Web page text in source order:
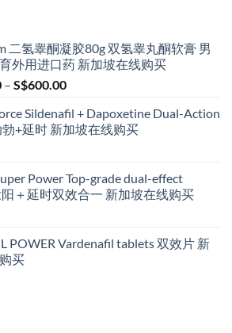
二氢睾酮凝胶80g 双氢睾丸酮软膏 男
外用进口药 新加坡在线购买
– S$600.00Price
S$160.00
through
Sildenafil + Dapoxetine Dual-Action
勃+延时 新加坡在线购买
Power Top-grade dual-effect
＋延时双效合一 新加坡在线购买
POWER Vardenafil tablets 双效片 新
买